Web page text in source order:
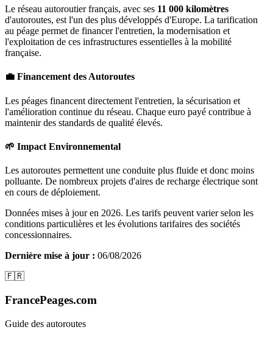
Le réseau autoroutier français, avec ses 11 000 kilomètres
d'autoroutes, est l'un des plus développés d'Europe. La tarification
au péage permet de financer l'entretien, la modernisation et
l'exploitation de ces infrastructures essentielles à la mobilité
française.
💼 Financement des Autoroutes
Les péages financent directement l'entretien, la sécurisation et
l'amélioration continue du réseau. Chaque euro payé contribue à
maintenir des standards de qualité élevés.
🌱 Impact Environnemental
Les autoroutes permettent une conduite plus fluide et donc moins
polluante. De nombreux projets d'aires de recharge électrique sont
en cours de déploiement.
Données mises à jour en 2026. Les tarifs peuvent varier selon les
conditions particulières et les évolutions tarifaires des sociétés
concessionnaires.
Dernière mise à jour : 06/08/2026
🇫🇷
FrancePeages.com
Guide des autoroutes